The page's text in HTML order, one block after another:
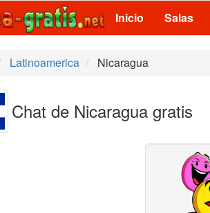
Inicio Salas
Latinoamerica Nicaragua
Chat de Nicaragua gratis